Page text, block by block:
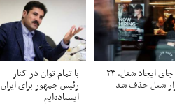
به جای ایجاد شغل، ۲۳
شغل حذف شد
با تمام توان در کنار
رئیس جمهور برای ایران
ایستاده‌ایم